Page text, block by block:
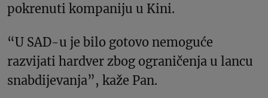
pokrenuti kompaniju u Kini.
“U SAD-u je bilo gotovo nemoguće
razvijati hardver zbog ograničenja u lancu
snabdijevanja”, kaže Pan.